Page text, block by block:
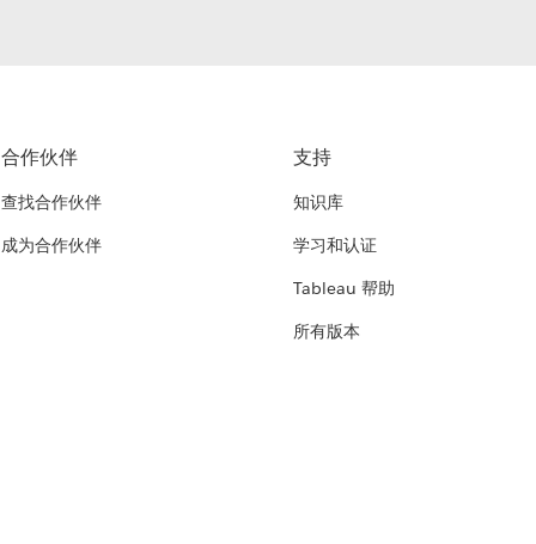
合作伙伴
查找合作伙伴
成为合作伙伴
支持
知识库
学习和认证
Tableau 帮助
所有版本